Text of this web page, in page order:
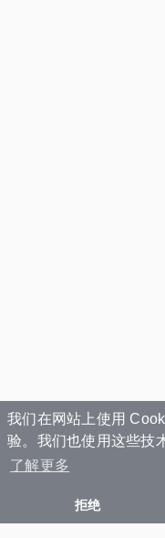
我们在网站上使用
验。我们也使用这些技
了解更多
拒绝